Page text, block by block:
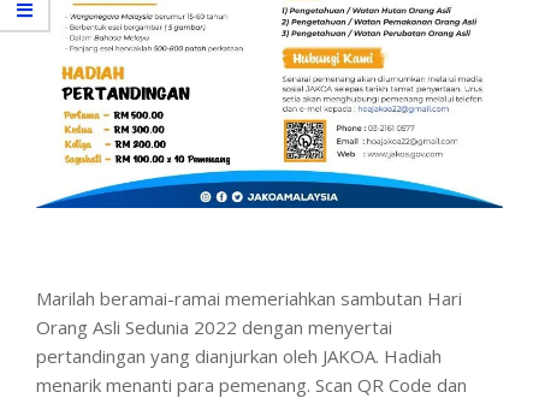
Marilah beramai-ramai memeriahkan sambutan Hari
Orang Asli Sedunia 2022 dengan menyertai
pertandingan yang dianjurkan oleh JAKOA. Hadiah
menarik menanti para pemenang. Scan QR Code dan